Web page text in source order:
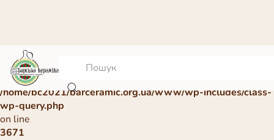
Warning
: Undefined array key 0 in
/home/bc2021/barceramic.org.ua/www/wp-includes/class-
wp-query.php
on line
3671